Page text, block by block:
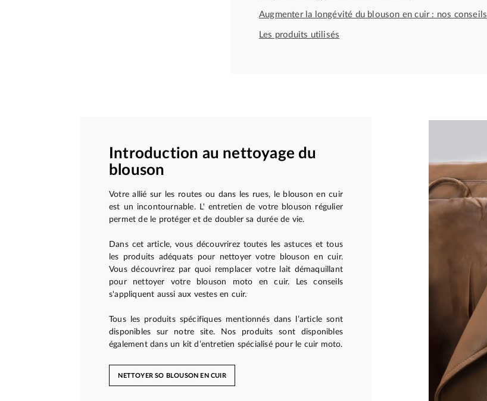
Augmenter la longévité du blouson en cuir : nos conseils
Les produits utilisés
Introduction au nettoyage du
blouson
Votre allié sur les routes ou dans les rues, le blouson en cuir
est un incontournable. L' entretien de votre blouson régulier
permet de le protéger et de doubler sa durée de vie.
Dans cet article, vous découvrirez toutes les astuces et tous
les produits adéquats pour nettoyer votre blouson en cuir.
Vous découvrirez par quoi remplacer votre lait démaquillant
pour nettoyer votre blouson moto en cuir. Les conseils
s'appliquent aussi aux vestes en cuir.
Tous les produits spécifiques mentionnés dans l’article sont
disponibles sur notre site. Nos produits sont disponibles
également dans un kit d’entretien spécialisé pour le cuir moto.
NETTOYER SO BLOUSON EN CUIR